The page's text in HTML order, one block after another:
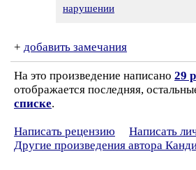
нарушении
+ добавить замечания
На это произведение написано 29
отображается последняя,
списке.
Написать рецензию
Написать
Другие произведения автора